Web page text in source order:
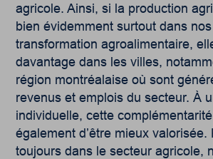
agricole. Ainsi, si la production
bien évidemment surtout dans
transformation agroalimentaire,
davantage dans les villes,
région montréalaise où sont
revenus et emplois du secteur. À
individuelle, cette
également d’être mieux valorisée.
toujours dans le secteur agricole,